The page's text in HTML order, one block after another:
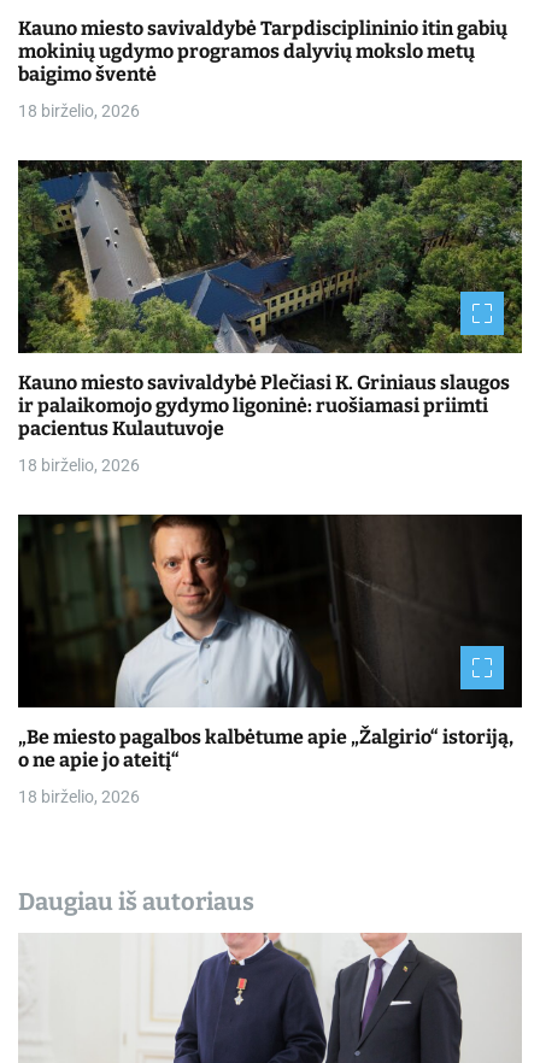
Kauno miesto savivaldybė Tarpdisciplininio itin gabių
mokinių ugdymo programos dalyvių mokslo metų
baigimo šventė
18 birželio, 2026
Kauno miesto savivaldybė Plečiasi K. Griniaus slaugos
ir palaikomojo gydymo ligoninė: ruošiamasi priimti
pacientus Kulautuvoje
18 birželio, 2026
„Be miesto pagalbos kalbėtume apie „Žalgirio“ istoriją,
o ne apie jo ateitį“
18 birželio, 2026
Daugiau iš autoriaus